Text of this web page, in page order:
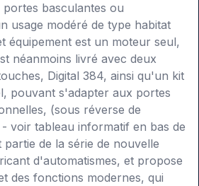
basculantes ou
usage modéré de type habitat
équipement est un moteur seul,
néanmoins livré avec deux
Digital 384, ainsi qu'un kit
pouvant s'adapter aux portes
(sous réverse de
voir tableau informatif en bas de
de la série de nouvelle
d'automatismes, et propose
des fonctions modernes, qui